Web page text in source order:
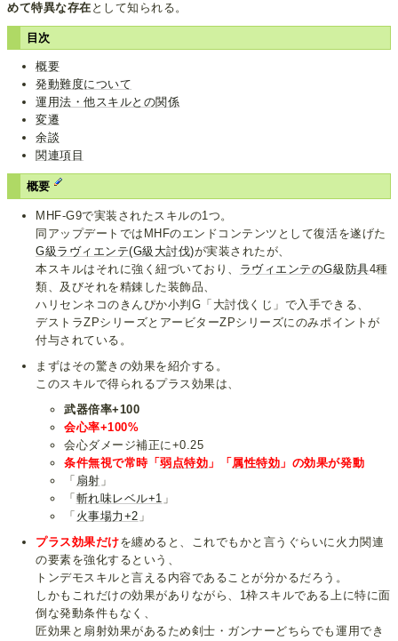
めて特異な存在 として知られる。
目次
概要
発動難度について
運用法・他スキルとの関係
変遷
余談
関連項目
概要
MHF-G9で実装されたスキルの1つ。
同アップデートではMHFのエンドコンテンツとして復活を遂げた
G級ラヴィエンテ(G級大討伐)が実装されたが、
本スキルはそれに強く紐づいており、 ラヴィエンテのG級防具4種
類、及びそれを精錬した装飾品、
ハリセンネコのきんぴか小判G「大討伐くじ」で入手できる、
デストラZPシリーズとアービターZPシリーズにのみポイントが
付与されている。
まずはその驚きの効果を紹介する。
このスキルで得られるプラス効果は、
武器倍率+100
会心率+100%
会心ダメージ補正に+0.25
条件無視で常時「弱点特効 」「 属性特効 」の効果が発動
「 扇射 」
「 斬れ味レベル+1 」
「 火事場力+2 」
プラス効果だけを纏めると、これでもかと言うぐらいに火力関連
の要素を強化するという、
トンデモスキルと言える内容であることが分かるだろう。
しかもこれだけの効果がありながら、1枠スキルである上に特に面
倒な発動条件もなく、
匠効果と扇射効果があるため剣士・ガンナーどちらでも運用でき